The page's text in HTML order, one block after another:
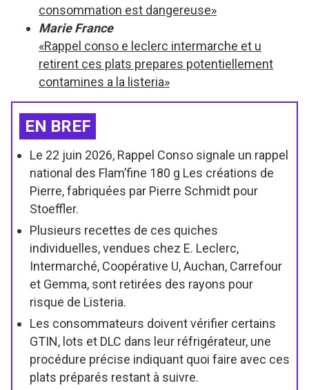
consommation est dangereuse»
Marie France
«Rappel conso e leclerc intermarche et u
retirent ces plats prepares potentiellement
contamines a la listeria»
EN BREF
Le 22 juin 2026, Rappel Conso signale un rappel
national des Flam’fine 180 g Les créations de
Pierre, fabriquées par Pierre Schmidt pour
Stoeffler.
Plusieurs recettes de ces quiches
individuelles, vendues chez E. Leclerc,
Intermarché, Coopérative U, Auchan, Carrefour
et Gemma, sont retirées des rayons pour
risque de Listeria.
Les consommateurs doivent vérifier certains
GTIN, lots et DLC dans leur réfrigérateur, une
procédure précise indiquant quoi faire avec ces
plats préparés restant à suivre.